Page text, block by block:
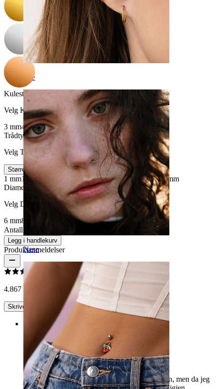
Øre
Nese
Kulestørrelse
Velg Kulestørrelse
3 mm4 mm5 mm6 mm 10 mm8 mm
Trådtykkelse:
Velg Trådtykkelse
Størrelse
1 mm1,2 mm 2 mm2,4 mm3 mm4 mm5 mm6 mm
Diameter
Velg Diameter
6 mm8 mm 10 mm 11 mm12 mm13 mm16 mm
Antall: 1
Legg i handlekurv
Produktanmeldelser
4.867 anmeldelser
Skrive en omtale
Den ene kula vil ikke festes
Hesteskoen gikk smooth inn i septum piercingen, men da jeg